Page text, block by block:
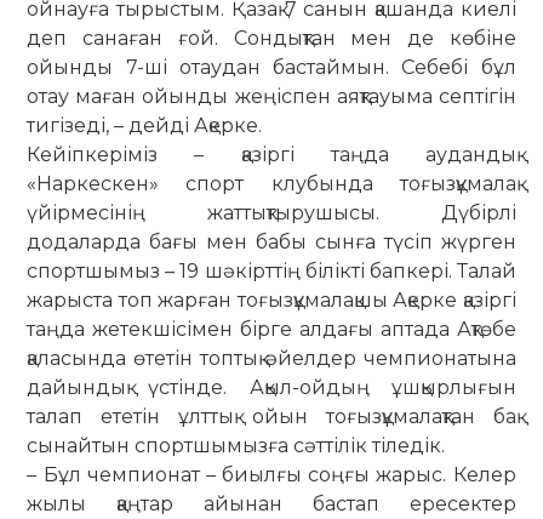
ойнауға тырыстым. Қазақ 7 санын қашанда киелі
деп санаған ғой. Сондықтан мен де көбіне
ойынды 7-ші отаудан бастаймын. Себебі бұл
отау маған ойынды жеңіспен аяқтауыма септігін
тигізеді, – дейді Ақерке.
Кейіпкеріміз – қазіргі таңда аудандық
«Наркескен» спорт клубында тоғызқұмалақ
үйірмесінің жаттықтырушысы. Дүбірлі
додаларда бағы мен бабы сынға түсіп жүрген
спортшымыз – 19 шәкірттің білікті бапкері. Талай
жарыста топ жарған тоғызқұмалақшы Ақерке қазіргі
таңда жетекшісімен бірге алдағы аптада Ақтөбе
қаласында өтетін топтық әйелдер чемпионатына
дайындық үстінде. Ақыл-ойдың ұшқырлығын
талап ететін ұлттық ойын тоғызқұмалақтан бақ
сынайтын спортшымызға сәттілік тіледік.
– Бұл чемпионат – биылғы соңғы жарыс. Келер
жылы қаңтар айынан бастап ересектер